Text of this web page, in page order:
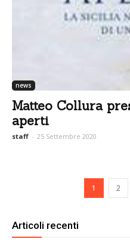
news
Matteo Collura
aperti
staff - 25 Settembre 2020
1 2
Articoli recenti